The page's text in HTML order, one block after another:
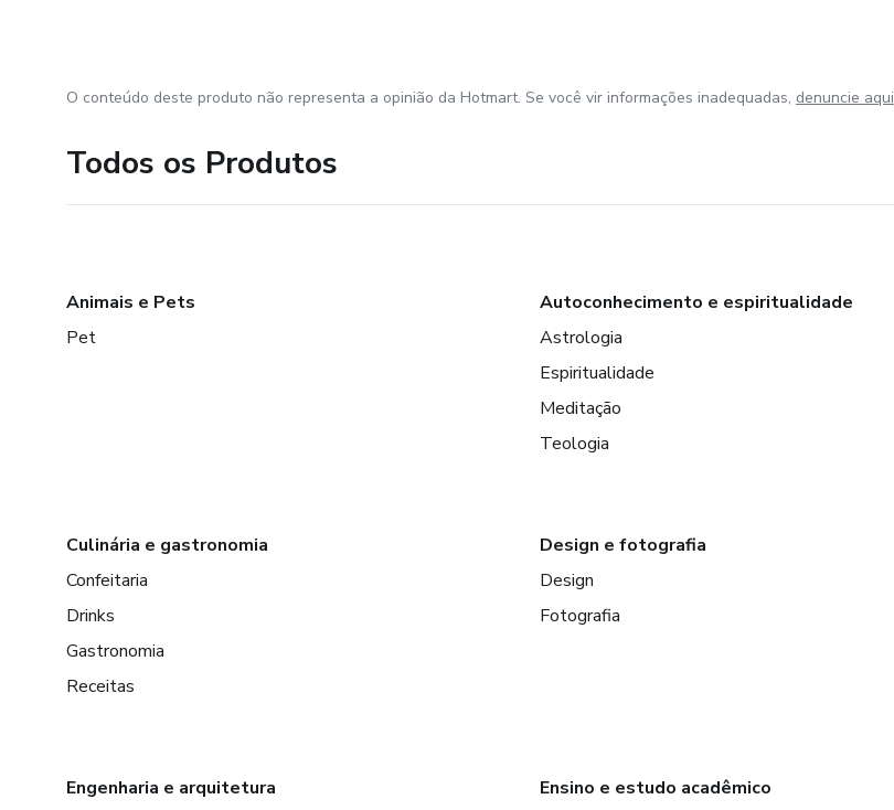
O conteúdo deste produto não representa a opinião da Hotmart. Se você vir informações inadequadas, denuncie aqui
Todos os Produtos
Animais e Pets
Pet
Autoconhecimento e espiritualidade
Astrologia
Espiritualidade
Meditação
Teologia
Culinária e gastronomia
Confeitaria
Drinks
Gastronomia
Receitas
Design e fotografia
Design
Fotografia
Engenharia e arquitetura
Ensino e estudo acadêmico